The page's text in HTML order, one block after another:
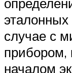
эталонных
случае с
прибором,
началом